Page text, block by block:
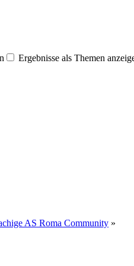
Ergebnisse als Themen
AS Roma Community »